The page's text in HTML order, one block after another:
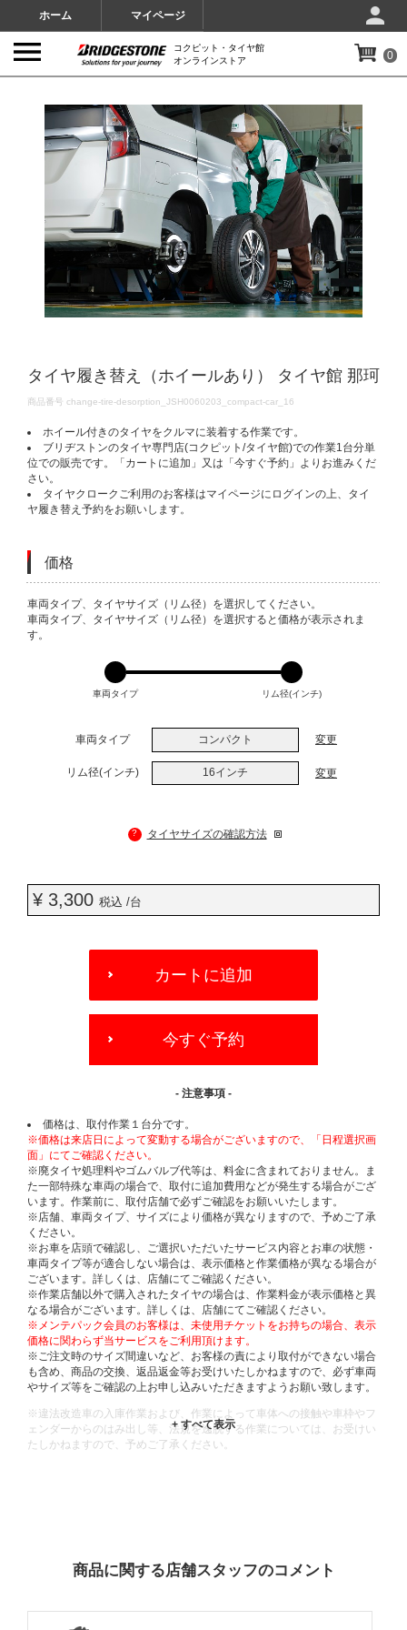
ホーム マイページ
コクピット・タイヤ館
オンラインストア
0
タイヤ履き替え（ホイールあり） タイヤ館 那珂
DETAILS
商品番号 change-tire-desorption_JSH0060203_compact-car_16
ホイール付きのタイヤをクルマに装着する作業です。
ブリヂストンのタイヤ専門店(コクピット/タイヤ館)での作業1台分単
位での販売です。「カートに追加」又は「今すぐ予約」よりお進みくだ
さい。
タイヤクロークご利用のお客様はマイページにログインの上、タイ
ヤ履き替え予約をお願いします。
価格
VARIATIONS
車両タイプ、タイヤサイズ（リム径）を選択してください。
車両タイプ、タイヤサイズ（リム径）を選択すると価格が表示されま
す。
車両タイプ リム径(インチ)
車両タイプ コンパクト 変更
リム径(インチ) 16インチ 変更
? タイヤサイズの確認方法
¥ 3,300 税込 /台
OPTIONS
カートに追加
今すぐ予約
- 注意事項 -
価格は、取付作業１台分です。
※価格は来店日によって変動する場合がございますので、「日程選択画
面」にてご確認ください。
※廃タイヤ処理料やゴムバルブ代等は、料金に含まれておりません。ま
た一部特殊な車両の場合で、取付に追加費用などが発生する場合がござ
います。作業前に、取付店舗で必ずご確認をお願いいたします。
※店舗、車両タイプ、サイズにより価格が異なりますので、予めご了承
ください。
※お車を店頭で確認し、ご選択いただいたサービス内容とお車の状態・
車両タイプ等が適合しない場合は、表示価格と作業価格が異なる場合が
ございます。詳しくは、店舗にてご確認ください。
※作業店舗以外で購入されたタイヤの場合は、作業料金が表示価格と異
なる場合がございます。詳しくは、店舗にてご確認ください。
※メンテパック会員のお客様は、未使用チケットをお持ちの場合、表示
価格に関わらず当サービスをご利用頂けます。
※ご注文時のサイズ間違いなど、お客様の責により取付ができない場合
も含め、商品の交換、返品返金等お受けいたしかねますので、必ず車両
やサイズ等をご確認の上お申し込みいただきますようお願い致します。
※違法改造車の入庫作業および、作業によって車体への接触や車枠やフ
ェンダーからのはみ出し等、法規を逸脱する作業については、お受けい
たしかねますので、予めご了承ください。
商品に関する店舗スタッフのコメント